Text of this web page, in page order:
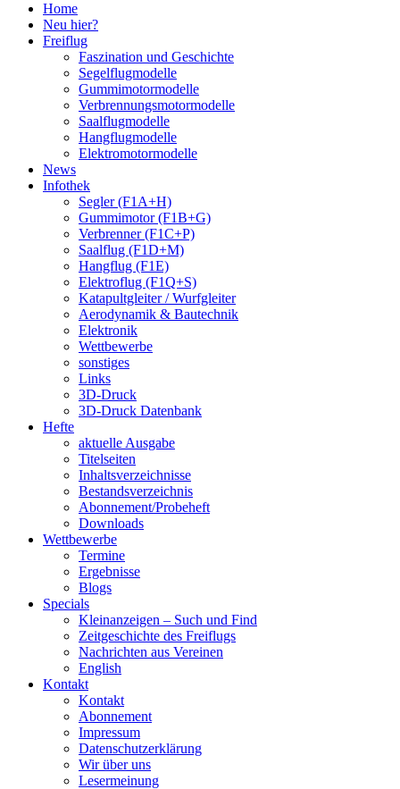
Home
Neu hier?
Freiflug
Faszination und Geschichte
Segelflugmodelle
Gummimotormodelle
Verbrennungsmotormodelle
Saalflugmodelle
Hangflugmodelle
Elektromotormodelle
News
Infothek
Segler (F1A+H)
Gummimotor (F1B+G)
Verbrenner (F1C+P)
Saalflug (F1D+M)
Hangflug (F1E)
Elektroflug (F1Q+S)
Katapultgleiter / Wurfgleiter
Aerodynamik & Bautechnik
Elektronik
Wettbewerbe
sonstiges
Links
3D-Druck
3D-Druck Datenbank
Hefte
aktuelle Ausgabe
Titelseiten
Inhaltsverzeichnisse
Bestandsverzeichnis
Abonnement/Probeheft
Downloads
Wettbewerbe
Termine
Ergebnisse
Blogs
Specials
Kleinanzeigen – Such und Find
Zeitgeschichte des Freiflugs
Nachrichten aus Vereinen
English
Kontakt
Kontakt
Abonnement
Impressum
Datenschutzerklärung
Wir über uns
Lesermeinung